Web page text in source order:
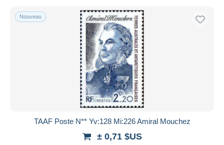
Nouveau
TAAF Poste N** Yv:128 Mi:226 Amiral Mouchez
± 0,71 $US